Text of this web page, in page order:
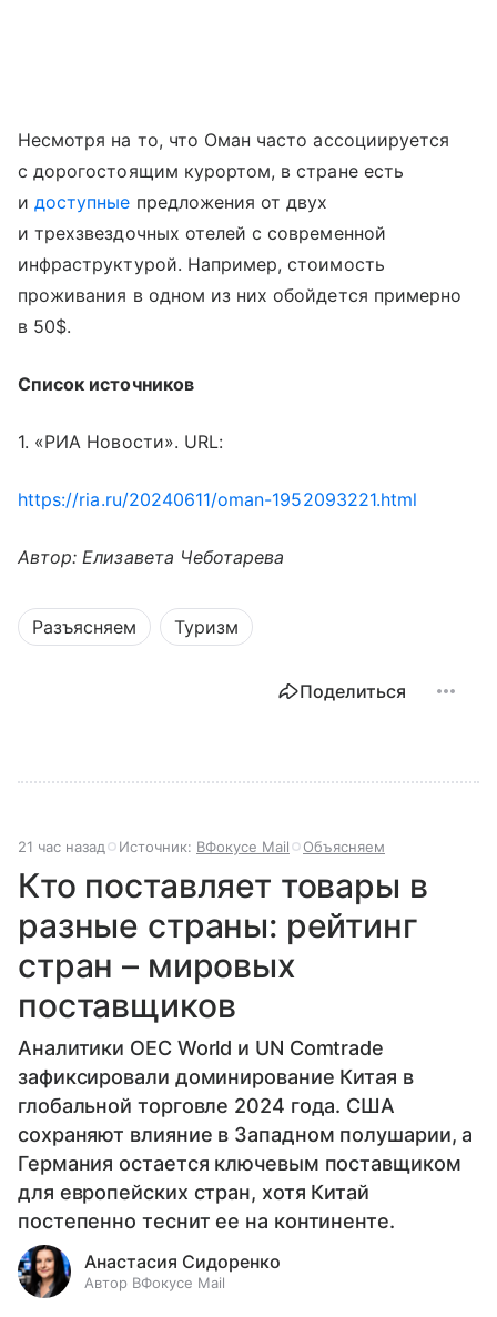
Несмотря на то, что Оман часто ассоциируется
с дорогостоящим курортом, в стране есть
идоступные предложения от двух
и трехзвездочных отелей с современной
инфраструктурой. Например, стоимость
проживания в одном из них обойдется примерно
в 50$.
Список источников
1. «РИА Новости». URL:
https://ria.ru/20240611/oman-1952093221.html
Автор: Елизавета Чеботарева
Разъясняем Туризм
Поделиться
21 час назад Источник: ВФокусе Mail Объясняем
Кто поставляет товары в
разные страны: рейтинг
стран – мировых
поставщиков
Аналитики OEC World и UN Comtrade
зафиксировали доминирование Китая в
глобальной торговле 2024 года. США
сохраняют влияние в Западном полушарии, а
Германия остается ключевым поставщиком
для европейских стран, хотя Китай
постепенно теснит ее на континенте.
Анастасия Сидоренко
Автор ВФокусе Mail